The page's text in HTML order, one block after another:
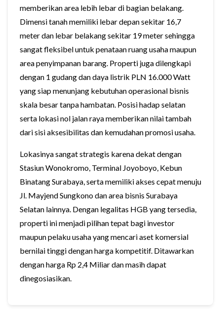
memberikan area lebih lebar di bagian belakang.
Dimensi tanah memiliki lebar depan sekitar 16,7
meter dan lebar belakang sekitar 19 meter sehingga
sangat fleksibel untuk penataan ruang usaha maupun
area penyimpanan barang. Properti juga dilengkapi
dengan 1 gudang dan daya listrik PLN 16.000 Watt
yang siap menunjang kebutuhan operasional bisnis
skala besar tanpa hambatan. Posisi hadap selatan
serta lokasi nol jalan raya memberikan nilai tambah
dari sisi aksesibilitas dan kemudahan promosi usaha.
Lokasinya sangat strategis karena dekat dengan
Stasiun Wonokromo, Terminal Joyoboyo, Kebun
Binatang Surabaya, serta memiliki akses cepat menuju
Jl. Mayjend Sungkono dan area bisnis Surabaya
Selatan lainnya. Dengan legalitas HGB yang tersedia,
properti ini menjadi pilihan tepat bagi investor
maupun pelaku usaha yang mencari aset komersial
bernilai tinggi dengan harga kompetitif. Ditawarkan
dengan harga Rp 2,4 Miliar dan masih dapat
dinegosiasikan.